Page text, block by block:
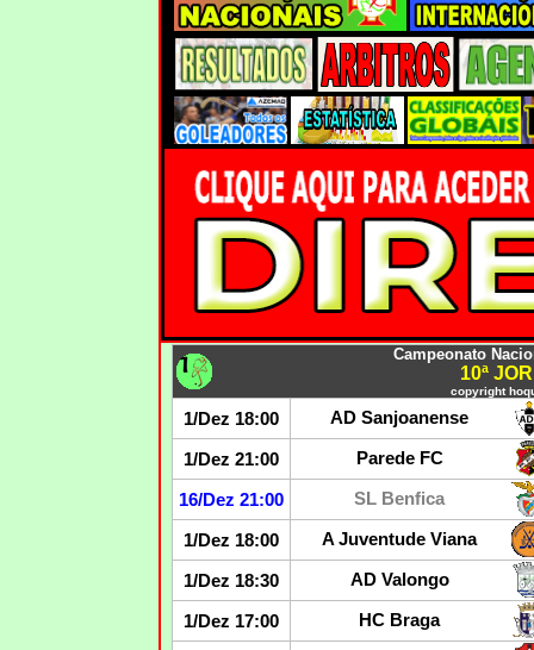
Campeonato
10ª
copyright
1/Dez 18:00 AD Sanjoanense
1/Dez 21:00 Parede FC
16/Dez 21:00 SL Benfica
1/Dez 18:00 A Juventude Viana
1/Dez 18:30 AD Valongo
1/Dez 17:00 HC Braga